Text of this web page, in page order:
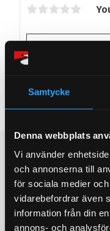
Samtycke
Denna webbplats
Vi använder
och annonserna till
för sociala medier
vidarebefordrar även
information från din
annons- och